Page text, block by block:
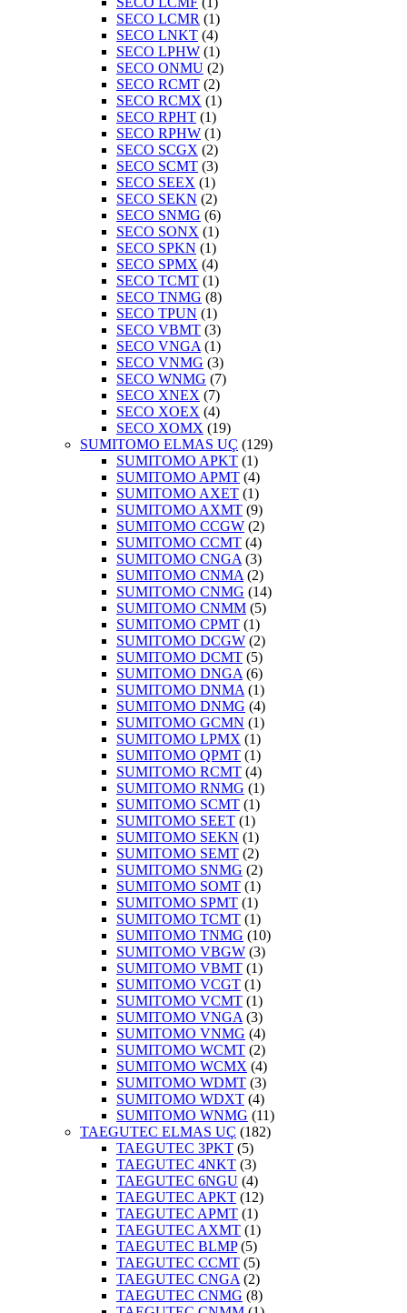
SECO LCMR (1)
SECO LNKT (4)
SECO LPHW (1)
SECO ONMU (2)
SECO RCMT (2)
SECO RCMX (1)
SECO RPHT (1)
SECO RPHW (1)
SECO SCGX (2)
SECO SCMT (3)
SECO SEEX (1)
SECO SEKN (2)
SECO SNMG (6)
SECO SONX (1)
SECO SPKN (1)
SECO SPMX (4)
SECO TCMT (1)
SECO TNMG (8)
SECO TPUN (1)
SECO VBMT (3)
SECO VNGA (1)
SECO VNMG (3)
SECO WNMG (7)
SECO XNEX (7)
SECO XOEX (4)
SECO XOMX (19)
SUMITOMO ELMAS UÇ (129)
SUMITOMO APKT (1)
SUMITOMO APMT (4)
SUMITOMO AXET (1)
SUMITOMO AXMT (9)
SUMITOMO CCGW (2)
SUMITOMO CCMT (4)
SUMITOMO CNGA (3)
SUMITOMO CNMA (2)
SUMITOMO CNMG (14)
SUMITOMO CNMM (5)
SUMITOMO CPMT (1)
SUMITOMO DCGW (2)
SUMITOMO DCMT (5)
SUMITOMO DNGA (6)
SUMITOMO DNMA (1)
SUMITOMO DNMG (4)
SUMITOMO GCMN (1)
SUMITOMO LPMX (1)
SUMITOMO QPMT (1)
SUMITOMO RCMT (4)
SUMITOMO RNMG (1)
SUMITOMO SCMT (1)
SUMITOMO SEET (1)
SUMITOMO SEKN (1)
SUMITOMO SEMT (2)
SUMITOMO SNMG (2)
SUMITOMO SOMT (1)
SUMITOMO SPMT (1)
SUMITOMO TCMT (1)
SUMITOMO TNMG (10)
SUMITOMO VBGW (3)
SUMITOMO VBMT (1)
SUMITOMO VCGT (1)
SUMITOMO VCMT (1)
SUMITOMO VNGA (3)
SUMITOMO VNMG (4)
SUMITOMO WCMT (2)
SUMITOMO WCMX (4)
SUMITOMO WDMT (3)
SUMITOMO WDXT (4)
SUMITOMO WNMG (11)
TAEGUTEC ELMAS UÇ (182)
TAEGUTEC 3PKT (5)
TAEGUTEC 4NKT (3)
TAEGUTEC 6NGU (4)
TAEGUTEC APKT (12)
TAEGUTEC APMT (1)
TAEGUTEC AXMT (1)
TAEGUTEC BLMP(5)
TAEGUTEC CCMT (5)
TAEGUTEC CNGA (2)
TAEGUTEC CNMG (8)